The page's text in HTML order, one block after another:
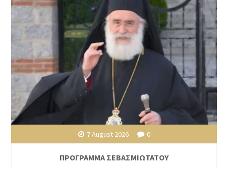
7 August 2026 0
ΠΡΟΓΡΑΜΜΑ ΣΕΒΑΣΜΙΩΤΑΤΟΥ